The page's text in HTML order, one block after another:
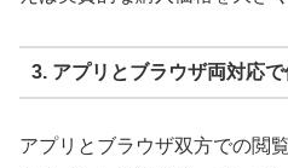
3. アプリとブラウザ両対応
アプリとブラウザ双方での閲